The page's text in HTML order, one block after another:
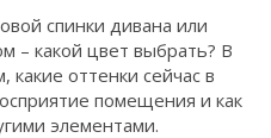
спинки дивана или
– какой цвет выбрать? В
какие оттенки сейчас в
помещения и как
элементами.